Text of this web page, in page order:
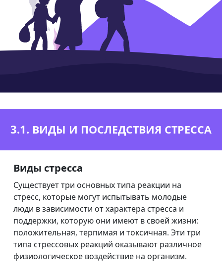
3.1. ВИДЫ И ПОСЛЕДСТВИЯ СТРЕССА
Виды стресса
Существует три основных типа реакции на
стресс, которые могут испытывать молодые
люди в зависимости от характера стресса и
поддержки, которую они имеют в своей жизни:
положительная, терпимая и токсичная. Эти три
типа стрессовых реакций оказывают различное
физиологическое воздействие на организм.